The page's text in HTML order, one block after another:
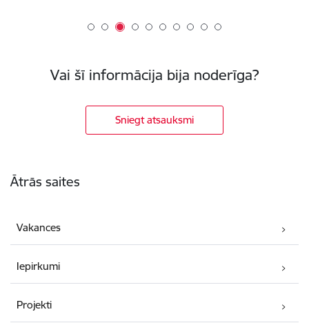
Vai šī informācija bija noderīga?
Sniegt atsauksmi
Ātrās saites
Vakances
Iepirkumi
Projekti